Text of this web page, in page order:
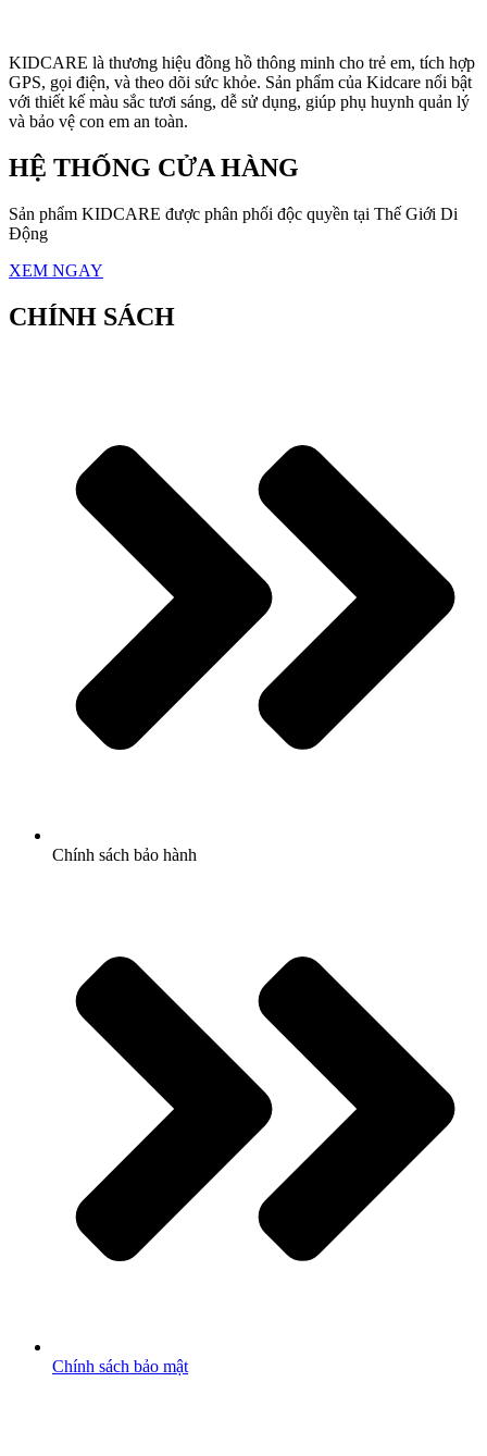
KIDCARE là thương hiệu đồng hồ thông minh cho trẻ em, tích hợp
GPS, gọi điện, và theo dõi sức khỏe. Sản phẩm của Kidcare nổi bật
với thiết kế màu sắc tươi sáng, dễ sử dụng, giúp phụ huynh quản lý
và bảo vệ con em an toàn.
HỆ THỐNG CỬA HÀNG
Sản phẩm KIDCARE được phân phối độc quyền tại Thế Giới Di
Động
XEM NGAY
CHÍNH SÁCH
Chính sách bảo hành
Chính sách bảo mật